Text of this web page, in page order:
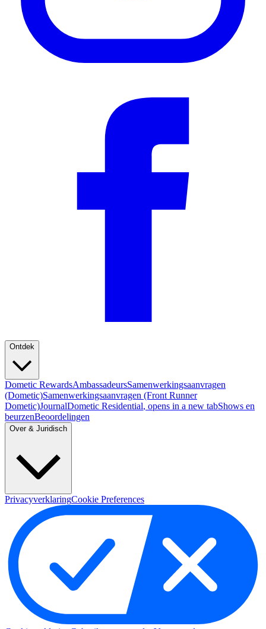
Ontdek
Dometic RewardsAmbassadeursSamenwerkingsaanvragen
(Dometic)Samenwerkingsaanvragen (Front Runner
Dometic)JournalDometic Residential, opens in a new tabShows en
beurzenBeoordelingen
Over & Juridisch
PrivacyverklaringCookie Preferences